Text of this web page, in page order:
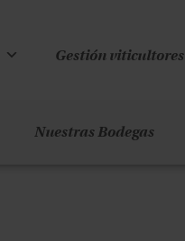
Gestión viticultores
Nuestras Bodegas